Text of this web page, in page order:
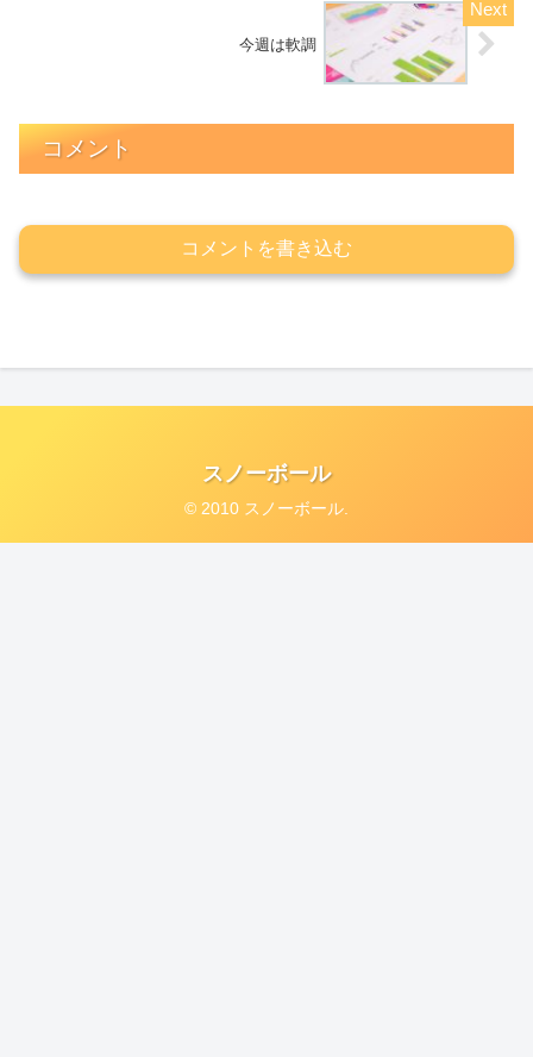
今週は軟調
コメント
コメントを書き込む
スノーボール
© 2010 スノーボール.